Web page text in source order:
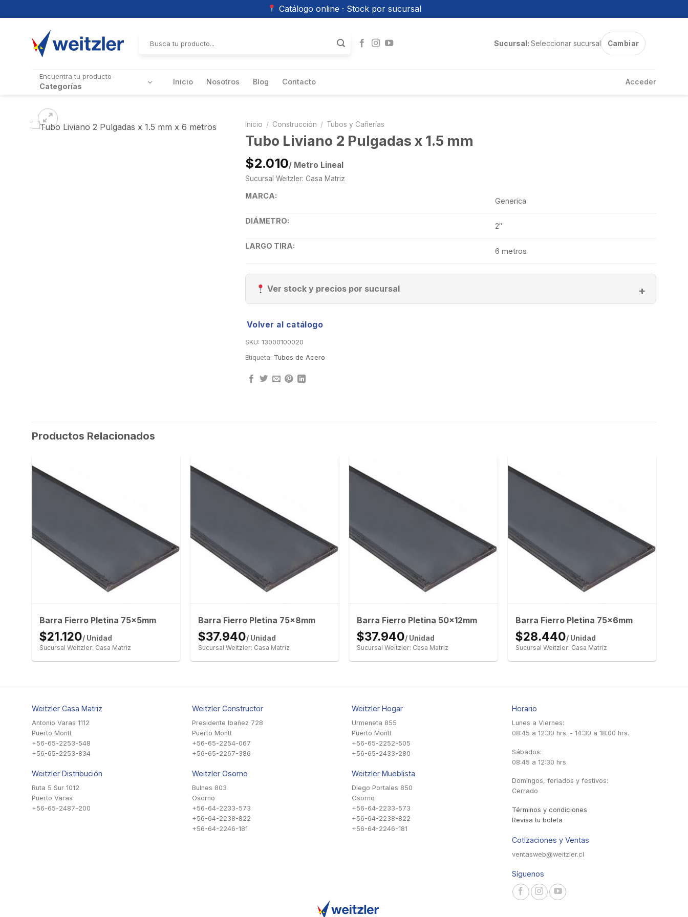
Catálogo online · Stock por sucursal
por:
Sucursal: Seleccionar sucursal Cambiar
Encuentra tu producto
Categorías Inicio Nosotros Blog Contacto Acceder
Inicio / Construcción / Tubos y Cañerías
Tubo Liviano 2 Pulgadas x 1.5 mm
$2.010/ Metro Lineal
Sucursal Weitzler: Casa Matriz
MARCA:
Generica
DIÁMETRO:
2″
LARGO TIRA:
6 metros
Ver stock y precios por sucursal
Volver al catálogo
SKU: 13000100020
Etiqueta: Tubos de Acero
Productos Relacionados
Barra Fierro Pletina 75x5mm
$21.120/ Unidad
Sucursal Weitzler: Casa Matriz
Barra Fierro Pletina 75x8mm
$37.940/ Unidad
Sucursal Weitzler: Casa Matriz
Barra Fierro Pletina 50x12mm
$37.940/ Unidad
Sucursal Weitzler: Casa Matriz
Barra Fierro Pletina 75x6mm
$28.440/ Unidad
Sucursal Weitzler: Casa Matriz
Weitzler Casa Matriz
Antonio Varas 1112
Puerto Montt
+56-65-2253-548
+56-65-2253-834
Weitzler Distribución
Ruta 5 Sur 1012
Puerto Varas
+56-65-2487-200
Weitzler Constructor
Presidente Ibañez 728
Puerto Montt
+56-65-2254-067
+56-65-2267-386
Weitzler Osorno
Bulnes 803
Osorno
+56-64-2233-573
+56-64-2238-822
+56-64-2246-181
Weitzler Hogar
Urmeneta 855
Puerto Montt
+56-65-2252-505
+56-65-2433-280
Weitzler Mueblista
Diego Portales 850
Osorno
+56-64-2233-573
+56-64-2238-822
+56-64-2246-181
Horario
Lunes a Viernes:
08:45 a 12:30 hrs. - 14:30 a 18:00 hrs.
Sábados:
08:45 a 12:30 hrs
Domingos, feriados y festivos:
Cerrado
Términos y condiciones
Revisa tu boleta
Cotizaciones y Ventas
ventasweb@weitzler.cl
Síguenos